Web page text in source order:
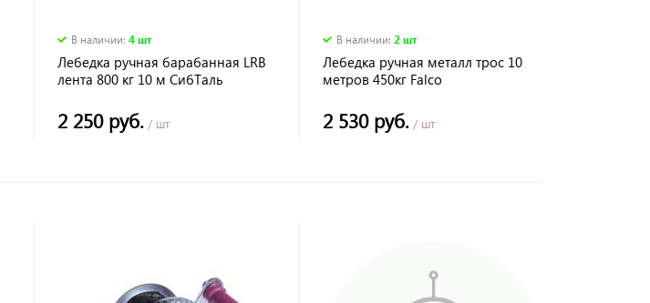
В наличии: 4 шт
Лебедка ручная барабанная LRB
лента 800 кг 10 м СибТаль
2 250 руб./ шт
В наличии:2 шт
Лебедка ручная металл трос 10
метров 450кг Falco
2 530 руб. / шт